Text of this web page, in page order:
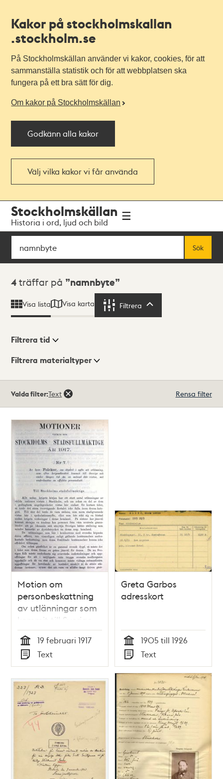
Kakor på stockholmskallan
.stockholm.se
På Stockholmskällan använder vi kakor, cookies, för att
sammanställa statistik och för att webbplatsen ska
fungera på ett bra sätt för dig.
Om kakor på Stockholmskällan
Godkänn alla kakor
Välj vilka kakor vi får använda
navigationen
huvudinnehållet
Stockholmskällan
Historia i ord, ljud och bild
Sök
Sök
Sökresultat
4 träffar på namnbyte
Visa lista Visa karta Filtrera
Visningsläge
Filtrera tid
Filtrera materialtyper
träffar
Valda filter:Text Rensa filter
Motion om
personbeskattning
av utlänningar som
kommit till Sverige
efter krigsutbrottet -
stadsfullmäktige
1917
Tid
19 februari 1917
Typ
Text
Greta Garbos
adresskort
Tid
1905 till 1926
Typ
Text